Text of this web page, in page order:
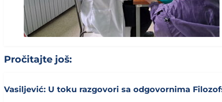
Pročitajte još:
Vasiljević: U toku razgovori sa odgovornima